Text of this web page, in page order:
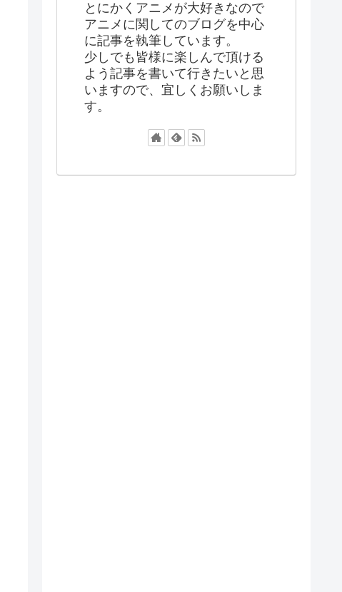
とにかくアニメが大好きなので
アニメに関してのブログを中心
に記事を執筆しています。
少しでも皆様に楽しんで頂ける
よう記事を書いて行きたいと思
いますので、宜しくお願いしま
す。